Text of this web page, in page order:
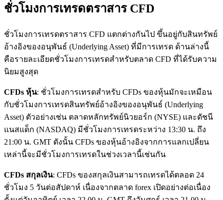
ชั่วโมงการเทรดตราสาร CFD
ชั่วโมงการเทรดตราสาร CFD แตกต่างกันไป ขึ้นอยู่กับสินทรัพย์
อ้างอิงของอนุพันธ์ (Underlying Asset) ที่มีการเทรด ด้านล่างนี้
คือรายละเอียดชั่วโมงการเทรดสำหรับตลาด CFD ที่ได้รับความ
นิยมสูงสุด
CFDs หุ้น: ชั่วโมงการเทรดสำหรับ CFDs ของหุ้นมักจะเหมือน
กับชั่วโมงการเทรดสินทรัพย์อ้างอิงของอนุพันธ์ (Underlying
Asset) ตัวอย่างเช่น ตลาดหลักทรัพย์นิวยอร์ก (NYSE) และดัชนี
แนสแด็ก (NASDAQ) มีชั่วโมงการเทรดระหว่าง 13:30 น. ถึง
21:00 น. GMT ดังนั้น CFDs ของหุ้นอ้างอิงจากการแลกเปลี่ยน
เหล่านี้จะมีชั่วโมงการเทรดในช่วงเวลานี้เช่นกัน
CFDs สกุลเงิน: CFDs ของสกุลเงินสามารถเทรดได้ตลอด 24
ชั่วโมง 5 วันต่อสัปดาห์ เนื่องจากตลาด forex เปิดอย่างต่อเนื่อง